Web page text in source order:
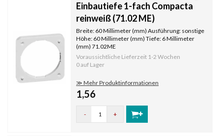
Einbautiefe 1-fach Compacta
reinweiß (71.02 ME)
Breite: 60 Millimeter (mm) Ausführung: sonstige
Höhe: 60 Millimeter (mm) Tiefe: 6 Millimeter
(mm) 71.02ME
Voraussichtliche Lieferzeit 1-2 Wochen
0 auf Lager
≫ Mehr Produktinformationen
1,56
- +